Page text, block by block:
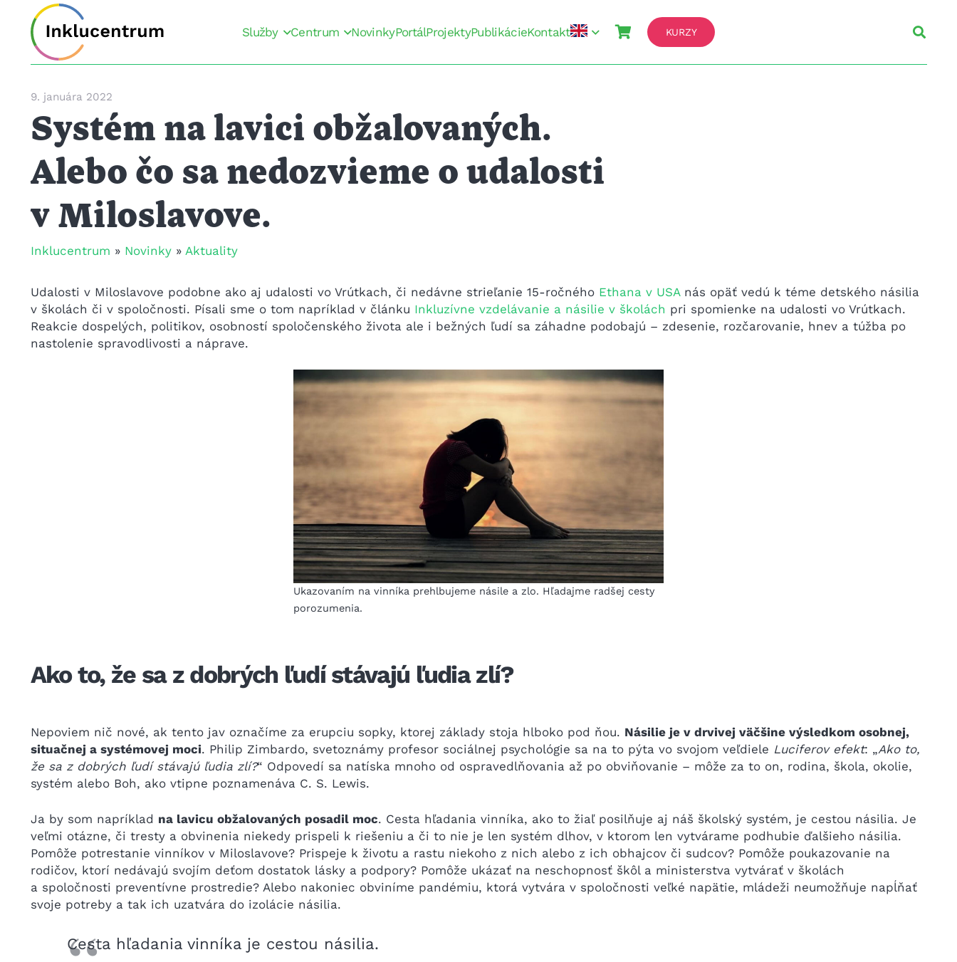
Služby Centrum NovinkyPortálProjektyPublikácieKontakt KURZY
9. januára 2022
Systém na lavici obžalovaných.
Alebo čo sa nedozvieme o udalosti
v Miloslavove.
Inklucentrum » Novinky» Aktuality
Udalosti v Miloslavove podobne ako aj udalosti vo Vrútkach, či nedávne strieľanie 15-ročného Ethana v USAnás opäť vedú k téme detského násilia
v školách či v spoločnosti. Písali sme o tom napríklad v článku Inkluzívne vzdelávanie a násilie v školách pri spomienke na udalosti vo Vrútkach.
Reakcie dospelých, politikov, osobností spoločenského života ale i bežných ľudí sa záhadne podobajú – zdesenie, rozčarovanie, hnev a túžba po
nastolenie spravodlivosti a náprave.
Ukazovaním na vinníka prehlbujeme násile a zlo. Hľadajme radšej cesty
porozumenia.
Ako to, že sa z dobrých ľudí stávajú ľudia zlí?
Nepoviem nič nové, ak tento jav označíme za erupciu sopky, ktorej základy stoja hlboko pod ňou. Násilie je v drvivej väčšine výsledkom osobnej,
situačnej a systémovej moci. Philip Zimbardo, svetoznámy profesor sociálnej psychológie sa na to pýta vo svojom veľdiele Luciferov efekt: „Ako to,
že sa z dobrých ľudí stávajú ľudia zlí?“ Odpovedí sa natíska mnoho od ospravedlňovania až po obviňovanie – môže za to on, rodina, škola, okolie,
systém alebo Boh, ako vtipne poznamenáva C. S. Lewis.
Ja by som napríklad na lavicu obžalovaných posadil moc. Cesta hľadania vinníka, ako to žiaľ posilňuje aj náš školský systém, je cestou násilia. Je
veľmi otázne, či tresty a obvinenia niekedy prispeli k riešeniu a či to nie je len systém dlhov, v ktorom len vytvárame podhubie ďalšieho násilia.
Pomôže potrestanie vinníkov v Miloslavove? Prispeje k životu a rastu niekoho z nich alebo z ich obhajcov či sudcov? Pomôže poukazovanie na
rodičov, ktorí nedávajú svojím deťom dostatok lásky a podpory? Pomôže ukázať na neschopnosť škôl a ministerstva vytvárať v školách
a spoločnosti preventívne prostredie? Alebo nakoniec obviníme pandémiu, ktorá vytvára v spoločnosti veľké napätie, mládeži neumožňuje napĺňať
svoje potreby a tak ich uzatvára do izolácie násilia.
Cesta hľadania vinníka je cestou násilia.